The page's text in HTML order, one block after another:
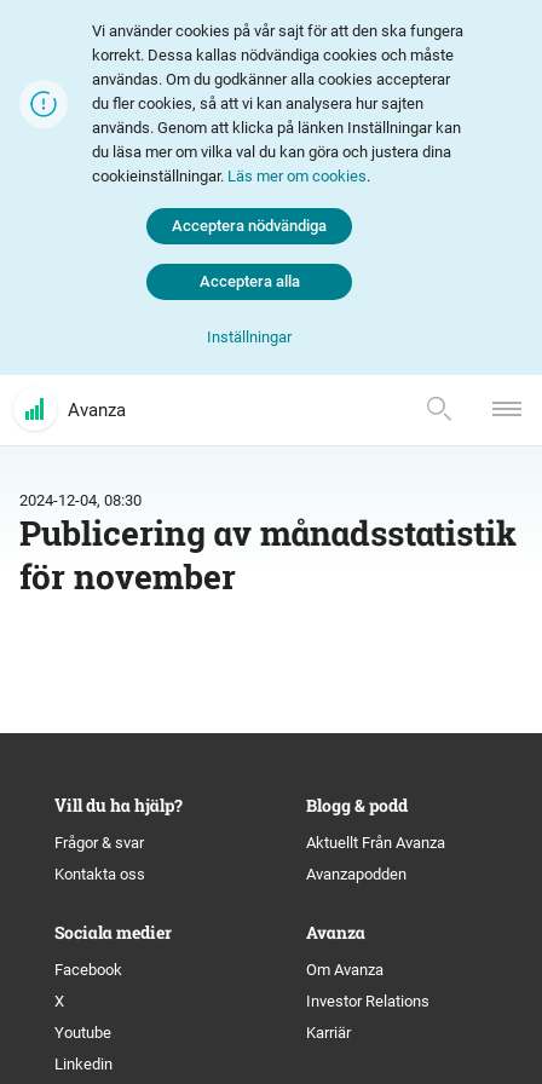
Vi använder cookies på vår sajt för att den ska fungera
korrekt. Dessa kallas nödvändiga cookies och måste
användas. Om du godkänner alla cookies accepterar
du fler cookies, så att vi kan analysera hur sajten
används. Genom att klicka på länken Inställningar kan
du läsa mer om vilka val du kan göra och justera dina
cookieinställningar. Läs mer om cookies.
Inställningar
Acceptera nödvändiga
Acceptera alla
Avanza
2024-12-04, 08:30
Publicering av månadsstatistik
för november
Vill du ha hjälp?
Frågor & svar
Kontakta oss
Blogg & podd
Aktuellt Från Avanza
Avanzapodden
Sociala medier
Facebook
X
Youtube
Linkedin
Avanza
Om Avanza
Investor Relations
Karriär